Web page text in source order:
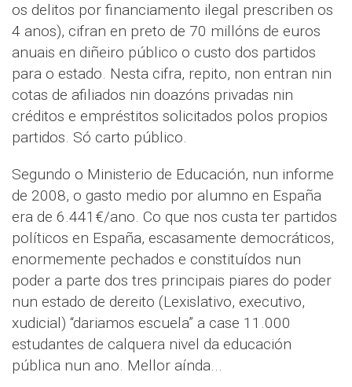
os delitos por financiamento ilegal prescriben os
4 anos), cifran en preto de 70 millóns de euros
anuais en diñeiro público o custo dos partidos
para o estado. Nesta cifra, repito, non entran nin
cotas de afiliados nin doazóns privadas nin
créditos e empréstitos solicitados polos propios
partidos. Só carto público.
Segundo o Ministerio de Educación, nun informe
de 2008, o gasto medio por alumno en España
era de 6.441€/ano. Co que nos custa ter partidos
políticos en España, escasamente democráticos,
enormemente pechados e constituídos nun
poder a parte dos tres principais piares do poder
nun estado de dereito (Lexislativo, executivo,
xudicial) “dariamos escuela” a case 11.000
estudantes de calquera nivel da educación
pública nun ano. Mellor aínda...